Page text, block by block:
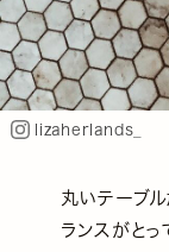
lizaherlands_
丸いテーブル
ランスがとっ